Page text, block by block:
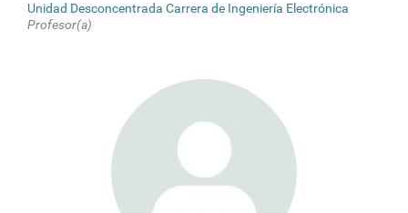
Unidad Desconcentrada Carrera de Ingeniería Electrónica
Profesor(a)